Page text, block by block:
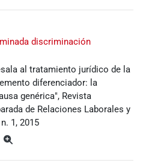
discriminación
al tratamiento jurídico de la
diferenciador: la
genérica", Revista
de Relaciones Laborales y
1, 2015